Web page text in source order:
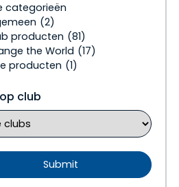
categorieën
(2)
producten (81)
the World (17)
producten (1)
club